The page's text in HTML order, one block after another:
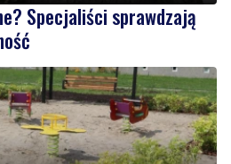
Specjaliści sprawdzają